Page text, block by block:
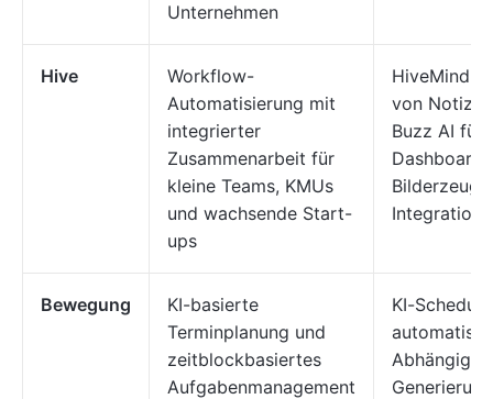
Unternehmen
Hive
Workflow-
Automatisierung mit
integrierter
Zusammenarbeit für
kleine Teams, KMUs
und wachsende Start-
ups
HiveMind
von
Buzz AI für
Bewegung
KI-basierte
Terminplanung und
zeitblockbasiertes
Aufgabenmanagement
KI-